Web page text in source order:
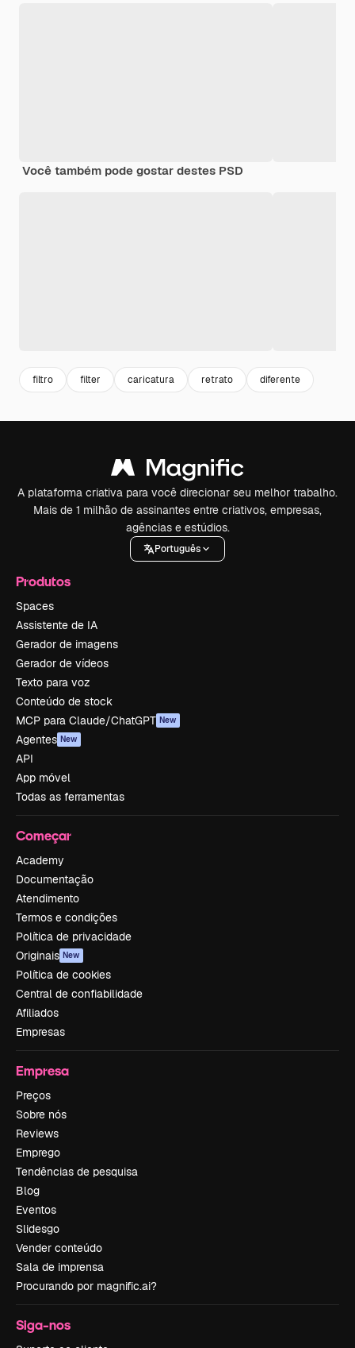
Você também pode gostar destes PSD
filtro filter caricatura retrato diferente
A plataforma criativa para você direcionar seu melhor trabalho.
Mais de 1 milhão de assinantes entre criativos, empresas,
agências e estúdios.
Português
Produtos
Spaces
Assistente de IA
Gerador de imagens
Gerador de vídeos
Texto para voz
Conteúdo de stock
MCP para Claude/ChatGPT New
Agentes New
API
App móvel
Todas as ferramentas
Começar
Academy
Documentação
Atendimento
Termos e condições
Política de privacidade
Originais New
Política de cookies
Central de confiabilidade
Afiliados
Empresas
Empresa
Preços
Sobre nós
Reviews
Emprego
Tendências de pesquisa
Blog
Eventos
Slidesgo
Vender conteúdo
Sala de imprensa
Procurando por magnific.ai?
Siga-nos